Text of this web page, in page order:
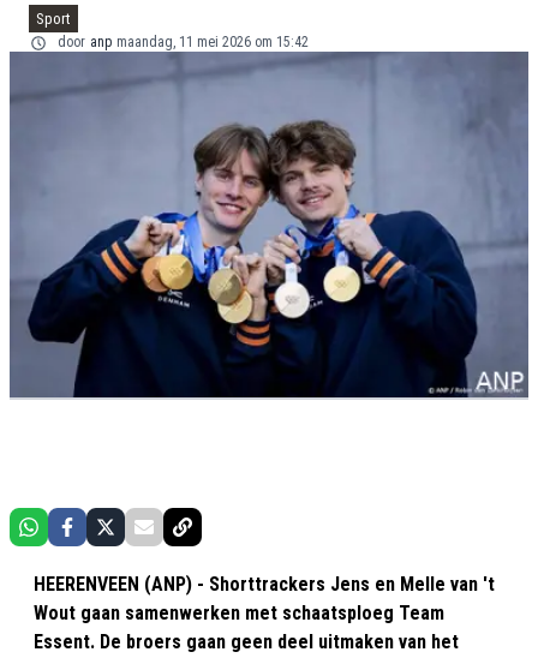
Sport
door anp maandag, 11 mei 2026 om 15:42
HEERENVEEN (ANP) - Shorttrackers Jens en Melle van 't
Wout gaan samenwerken met schaatsploeg Team
Essent. De broers gaan geen deel uitmaken van het